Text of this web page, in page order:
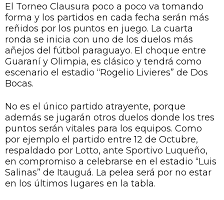
El Torneo Clausura poco a poco va tomando
forma y los partidos en cada fecha serán más
reñidos por los puntos en juego. La cuarta
ronda se inicia con uno de los duelos más
añejos del fútbol paraguayo. El choque entre
Guaraní y Olimpia, es clásico y tendrá como
escenario el estadio “Rogelio Livieres” de Dos
Bocas.
No es el único partido atrayente, porque
además se jugarán otros duelos donde los tres
puntos serán vitales para los equipos. Como
por ejemplo el partido entre 12 de Octubre,
respaldado por Lotto, ante Sportivo Luqueño,
en compromiso a celebrarse en el estadio “Luis
Salinas” de Itauguá. La pelea será por no estar
en los últimos lugares en la tabla.